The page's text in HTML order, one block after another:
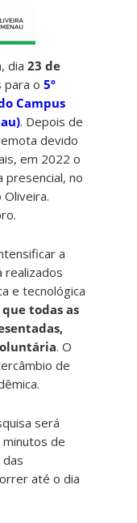
dia 23 de
para o5º
Campus
. Depois de
devido
em 2022 o
no
a
realizados
e tecnológica
todas as
. O
de
será
de
das
até o dia